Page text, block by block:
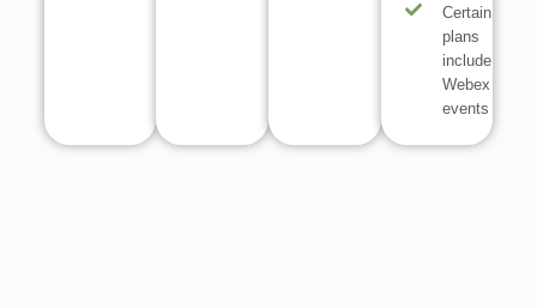
Certain
plans
include
Webex
events